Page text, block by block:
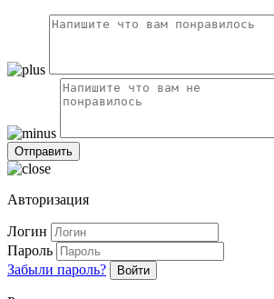
Авторизация
Логин
Пароль
Забыли пароль?
Войти